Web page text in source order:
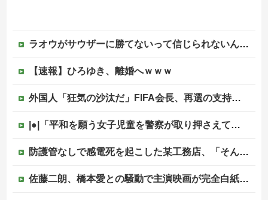
ラオウがサウザーに勝てないって信じられないんだが…
【速報】ひろゆき、離婚へｗｗｗ
外国人「狂気の沙汰だ」FIFA会長、再選の支持見返りにモロッコへ2030年W杯決勝の開催を打診か！海外から批判殺到！【海外の反応】
|●|「平和を願う女子児童を警察が取り押さえて移動させた」と市民団体が告発、「児童……どこ？」とガチで困惑する人が続出
防護管なしで感電死を起こした某工務店、「そんな危険な現場お断りしますわ!と断って正解やったわ」と業者が業界事情を告白
佐藤二朗、橋本愛との騒動で主演映画が完全白紙へｗｗｗｗｗ